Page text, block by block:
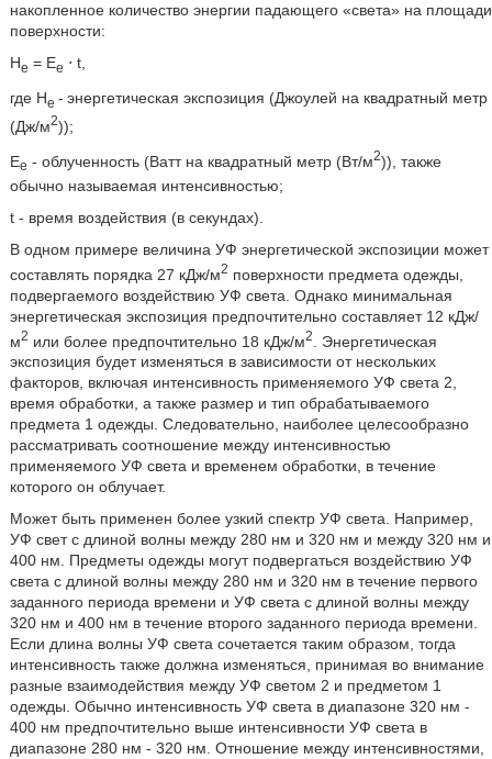
накопленное количество энергии падающего «света» на площади
поверхности:
He = Ee ⋅ t,
где He - энергетическая экспозиция (Джоулей на квадратный метр
(Дж/м2));
Ee - облученность (Ватт на квадратный метр (Вт/м2)), также
обычно называемая интенсивностью;
t - время воздействия (в секундах).
В одном примере величина УФ энергетической экспозиции может
составлять порядка 27 кДж/м2 поверхности предмета одежды,
подвергаемого воздействию УФ света. Однако минимальная
энергетическая экспозиция предпочтительно составляет 12 кДж/
м2 или более предпочтительно 18 кДж/м2
. Энергетическая
экспозиция будет изменяться в зависимости от нескольких
факторов, включая интенсивность применяемого УФ света 2,
время обработки, а также размер и тип обрабатываемого
предмета 1 одежды. Следовательно, наиболее целесообразно
рассматривать соотношение между интенсивностью
применяемого УФ света и временем обработки, в течение
которого он облучает.
Может быть применен более узкий спектр УФ света. Например,
УФ свет с длиной волны между 280 нм и 320 нм и между 320 нм и
400 нм. Предметы одежды могут подвергаться воздействию УФ
света с длиной волны между 280 нм и 320 нм в течение первого
заданного периода времени и УФ света с длиной волны между
320 нм и 400 нм в течение второго заданного периода времени.
Если длина волны УФ света сочетается таким образом, тогда
интенсивность также должна изменяться, принимая во внимание
разные взаимодействия между УФ светом 2 и предметом 1
одежды. Обычно интенсивность УФ света в диапазоне 320 нм -
400 нм предпочтительно выше интенсивности УФ света в
диапазоне 280 нм - 320 нм. Отношение между интенсивностями,